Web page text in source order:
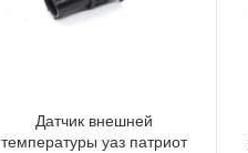
Датчик внешней
температуры уаз патриот